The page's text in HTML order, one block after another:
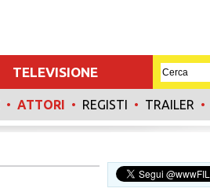
TELEVISIONE
• ATTORI • REGISTI • TRAILER •